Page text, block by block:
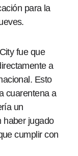
para la
fue que
a
Esto
cuarentena a
un
haber jugado
cumplir con